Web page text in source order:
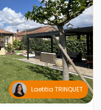
Laetitia TRINQUET